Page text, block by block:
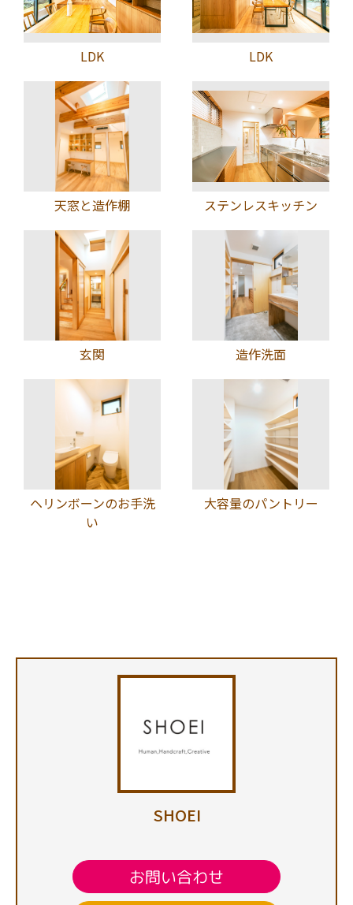
LDK LDK
天窓と造作棚 ステンレスキッチン
玄関 造作洗面
ヘリンボーンのお手洗
い
大容量のパントリー
SHOEI
お問い合わせ